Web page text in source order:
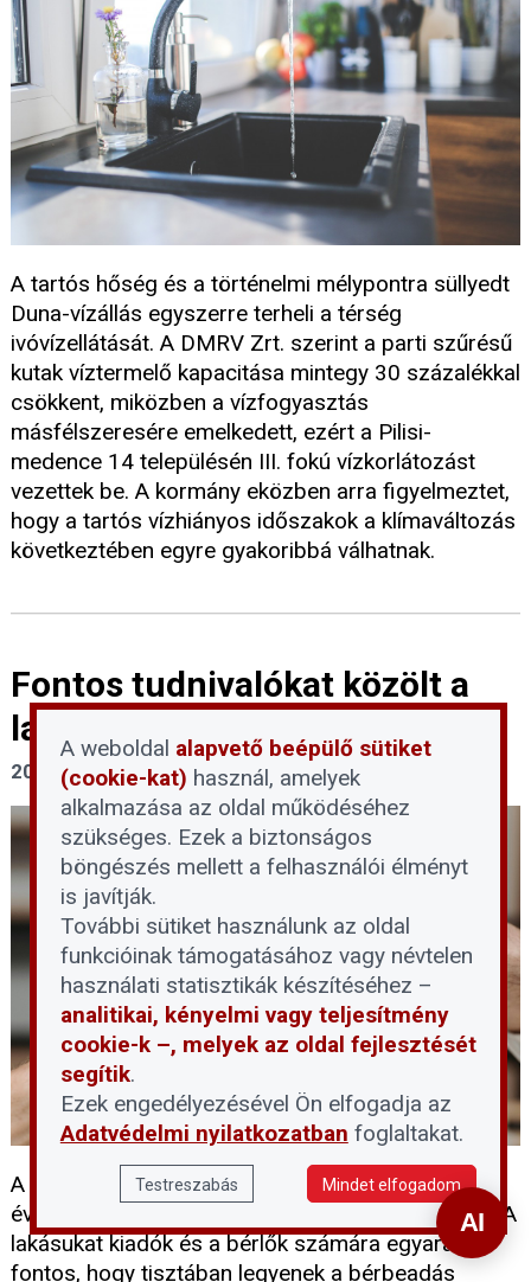
A tartós hőség és a történelmi mélypontra süllyedt
Duna-vízállás egyszerre terheli a térség
ivóvízellátását. A DMRV Zrt. szerint a parti szűrésű
kutak víztermelő kapacitása mintegy 30 százalékkal
csökkent, miközben a vízfogyasztás
másfélszeresére emelkedett, ezért a Pilisi-
medence 14 településén III. fokú vízkorlátozást
vezettek be. A kormány eközben arra figyelmeztet,
hogy a tartós vízhiányos időszakok a klímaváltozás
következtében egyre gyakoribbá válhatnak.
Fontos tudnivalókat közölt a
lakáskiadásról a NAV
2026. július 31.
A felsőoktatási ponthatárok kihirdetésével minden
évben jelentősen nő a kereslet az albérletek iránt. A
lakásukat kiadók és a bérlők számára egyaránt
fontos, hogy tisztában legyenek a bérbeadás
A weboldal alapvető beépülő sütiket
(cookie-kat) használ, amelyek
alkalmazása az oldal működéséhez
szükséges. Ezek a biztonságos
böngészés mellett a felhasználói élményt
is javítják.
További sütiket használunk az oldal
funkcióinak támogatásához vagy névtelen
használati statisztikák készítéséhez –
analitikai, kényelmi vagy teljesítmény
cookie-k –, melyek az oldal fejlesztését
segítik.
Ezek engedélyezésével Ön elfogadja az
Adatvédelmi nyilatkozatban foglaltakat.
Testreszabás Mindet elfogadom